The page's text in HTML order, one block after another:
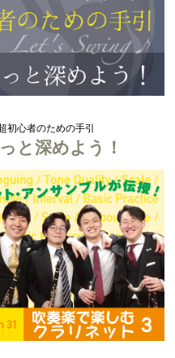
初心者のための手引
と深めよう！